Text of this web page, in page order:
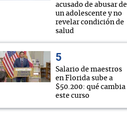
acusado de abusar de
un adolescente y no
revelar condición de
salud
Salario de maestros
en Florida sube a
$50.200: qué cambia
este curso